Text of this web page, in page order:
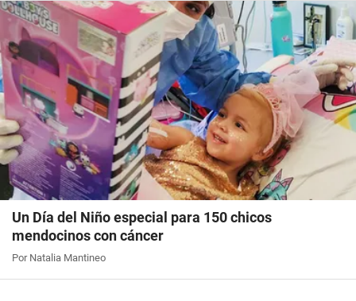
Un Día del Niño especial para 150 chicos
mendocinos con cáncer
Por Natalia Mantineo